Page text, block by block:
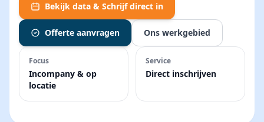
Bekijk data & Schrijf direct in
Offerte aanvragen Ons werkgebied
Focus
Incompany & op
locatie
Service
Direct inschrijven